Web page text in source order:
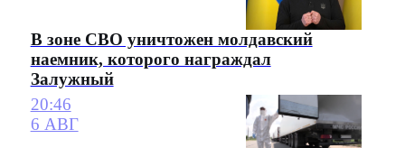
В зоне СВО уничтожен молдавский
наемник, которого награждал
Залужный
20:46
6 АВГ